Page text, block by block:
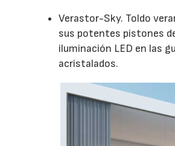
Verastor-Sky. Toldo
sus potentes pistones
iluminación LED en las
acristalados.